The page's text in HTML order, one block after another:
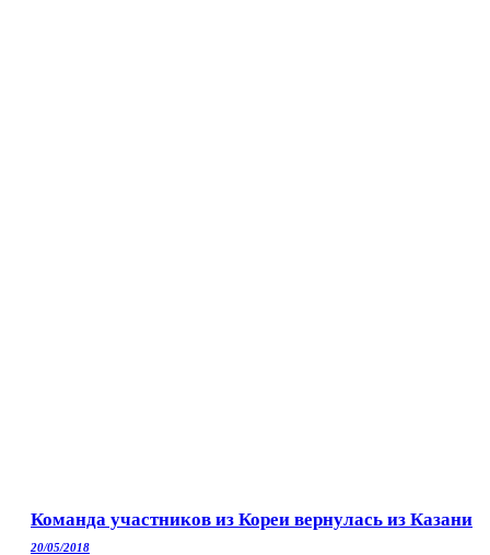
Команда участников из Кореи вернулась из Казани
20/05/2018